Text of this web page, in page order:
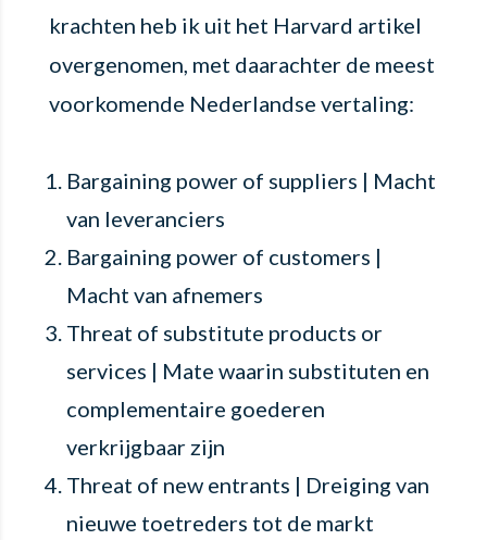
krachten heb ik uit het Harvard artikel
overgenomen, met daarachter de meest
voorkomende Nederlandse vertaling:
Bargaining power of suppliers | Macht
van leveranciers
Bargaining power of customers |
Macht van afnemers
Threat of substitute products or
services | Mate waarin substituten en
complementaire goederen
verkrijgbaar zijn
Threat of new entrants | Dreiging van
nieuwe toetreders tot de markt